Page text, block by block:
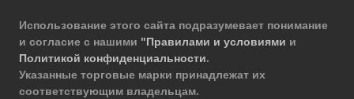
Использование этого сайта подразумевает понимание
и согласие с нашими "Правилами и условиями и
Политикой конфиденциальности.
Указанные торговые марки принадлежат их
соответствующим владельцам.